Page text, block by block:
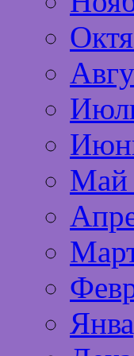
Май